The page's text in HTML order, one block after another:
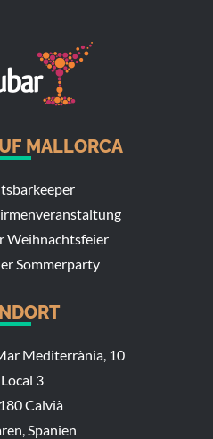
MALLORCA
Weihnachtsfeier
Sommerparty
Mediterrània, 10
Local 3
Calvià
Spanien